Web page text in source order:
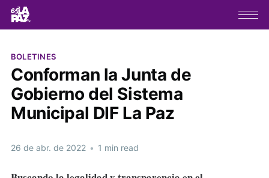
BOLETINES
Conforman la Junta de
Gobierno del Sistema
Municipal DIF La Paz
26 de abr. de 2022 • 1 min read